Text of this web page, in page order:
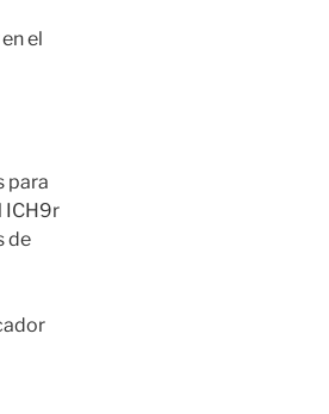
en el
para
ICH9r
de